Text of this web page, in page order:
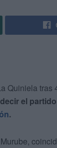
Quiniela tras
el
.